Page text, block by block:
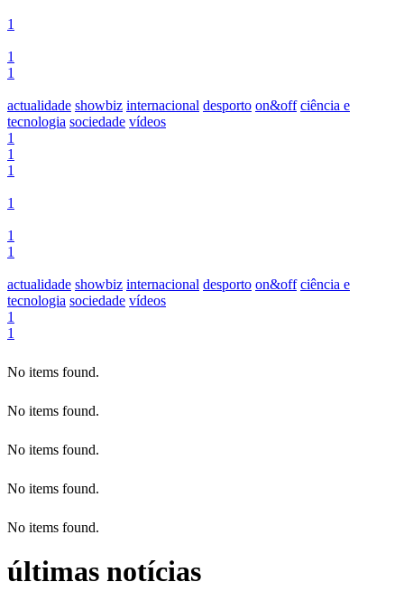
1
1
1
actualidade showbiz internacional desporto on&off ciência e
tecnologia sociedade vídeos
1
1
1
1
1
1
actualidade showbiz internacional desporto on&off ciência e
tecnologia sociedade vídeos
1
1
No items found.
No items found.
No items found.
No items found.
No items found.
últimas notícias